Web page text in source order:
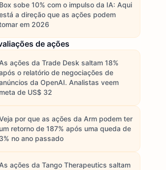
Box sobe 10% com o impulso da IA: Aqui
a direção que as ações podem
em 2026
de ações
As ações da Trade Desk saltam 18%
o relatório de negociações de
da OpenAI. Analistas veem
meta de US$ 32
por que as ações da Arm podem ter
um retorno de 187% após uma queda de
3% no ano passado
As ações da Tango Therapeutics saltam